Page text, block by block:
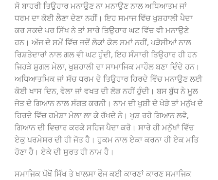
ਸੋ ਬਾਹਰੀ ਤਿਉਹਾਰ ਮਨਾਉਣ ਨਾ ਮਨਾਉਣ ਨਾਲ ਅਧਿਆਤਮ ਜਾਂ
ਧਰਮ ਦਾ ਕੋਈ ਲੈਣਾ ਦੇਣਾ ਨਹੀਂ। ਇਹ ਸਮਾਜ ਵਿੱਚ ਖੁਸ਼ਹਾਲੀ ਪੈਦਾ
ਕਰ ਸਕਦੇ ਪਰ ਸਿੱਖ ਨੇ ਤਾਂ ਸਾਰੇ ਤਿਉਹਾਰ ਘਟ ਵਿੱਚ ਵੀ ਮਨਾਉਣੇ
ਹਨ। ਅੱਜ ਦੇ ਸਮੇਂ ਵਿੱਚ ਜਦੋਂ ਲੋਕਾਂ ਕੋਲ ਸਮਾਂ ਨਹੀਂ, ਪੜੋਸੀਆਂ ਨਾਲ
ਰਿਸ਼ਤੇਦਾਰਾਂ ਨਾਲ ਗਲ ਵੀ ਘਟ ਹੁੰਦੀ, ਇਹ ਸੰਸਾਰੀ ਤਿਉਹਾਰ ਹੀ ਹਨ
ਜਿਹੜੇ ਸ਼ੁਗਲ ਮੇਲਾ, ਖੁਸ਼ਹਾਲੀ ਦਾ ਸਾਮਾਜਿਕ ਮਾਹੌਲ ਬਣਾ ਦਿੰਦੇ ਹਨ।
ਅਧਿਆਤਮਿਕ ਜਾਂ ਸੱਚ ਧਰਮ ਦੇ ਤਿਉਹਾਰ ਹਿਰਦੇ ਵਿੱਚ ਮਨਾਉਣ ਲਈ
ਕੋਈ ਖਾਸ ਦਿਨ, ਵੇਲਾ ਜਾਂ ਵਖਤ ਦੀ ਲੋੜ ਨਹੀਂ ਹੁੰਦੀ। ਬਸ ਬੁੱਧ ਨੇ ਮੂਲ
ਜੋਤ ਦੇ ਗਿਆਨ ਨਾਲ ਸੰਗਤ ਕਰਨੀ। ਨਾਮ ਦੀ ਖੁਸ਼ੀ ਦੇ ਖੇੜੇ ਤਾਂ ਮਨੁੱਖ ਦੇ
ਹਿਰਦੇ ਵਿੱਚ ਹਮੇਸ਼ਾ ਮੇਲਾ ਲਾ ਕੇ ਰੱਖਦੇ ਨੇ। ਖੁਸ਼ ਰਹੋ ਗਿਆਨ ਲਵੋ,
ਗਿਆਨ ਦੀ ਵਿਚਾਰ ਕਰਕੇ ਸਹਿਜ ਪੈਦਾ ਕਰੋ। ਸਾਰੇ ਹੀ ਮਨੁੱਖਾਂ ਵਿੱਚ
ਏਕੁ ਪਰਮੇਸਰ ਦੀ ਹੀ ਜੋਤ ਹੈ। ਹੁਕਮ ਨਾਲ ਏਕਾ ਕਰਨਾ ਹੀ ਏਕ ਮਤਿ
ਹੋਣਾ ਹੈ। ਏਕੇ ਦੀ ਸੁਰਤ ਹੀ ਨਾਮ ਹੈ।
ਸਮਾਜਿਕ ਪੱਖੋਂ ਸਿੱਖ ਤੇ ਖਾਲਸਾ ਫੌਜ ਕਈ ਕਾਰਣਾਂ ਕਾਰਣ ਸਮਾਜਿਕ